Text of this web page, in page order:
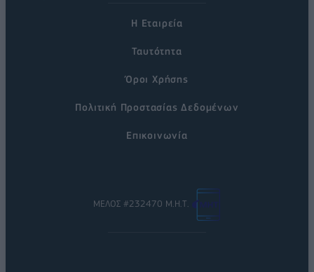
Η Εταιρεία
Ταυτότητα
Όροι Χρήσης
Πολιτική Προστασίας Δεδομένων
Επικοινωνία
ΜΕΛΟΣ #232470 Μ.Η.Τ.